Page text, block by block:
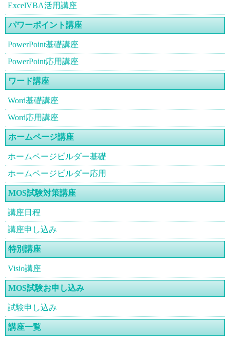
ExcelVBA活用講座
パワーポイント講座
PowerPoint基礎講座
PowerPoint応用講座
ワード講座
Word基礎講座
Word応用講座
ホームページ講座
ホームページビルダー基礎
ホームページビルダー応用
MOS試験対策講座
講座日程
講座申し込み
特別講座
Visio講座
MOS試験お申し込み
試験申し込み
講座一覧